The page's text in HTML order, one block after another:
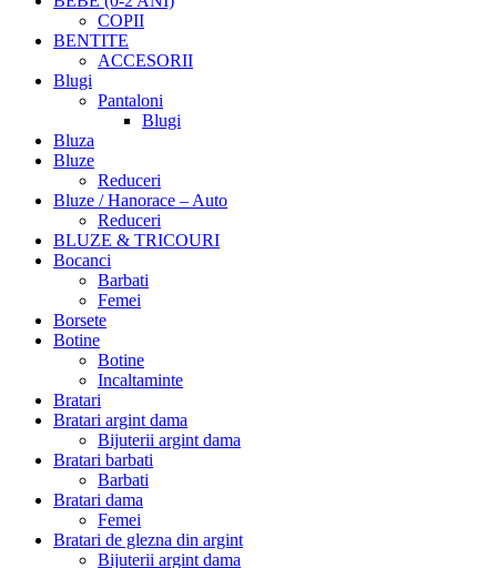
COPII
BENTITE
ACCESORII
Blugi
Pantaloni
Blugi
Bluza
Bluze
Reduceri
Bluze / Hanorace – Auto
Reduceri
BLUZE & TRICOURI
Bocanci
Barbati
Femei
Borsete
Botine
Botine
Incaltaminte
Bratari
Bratari argint dama
Bijuterii argint dama
Bratari barbati
Barbati
Bratari dama
Femei
Bratari de glezna din argint
Bijuterii argint dama